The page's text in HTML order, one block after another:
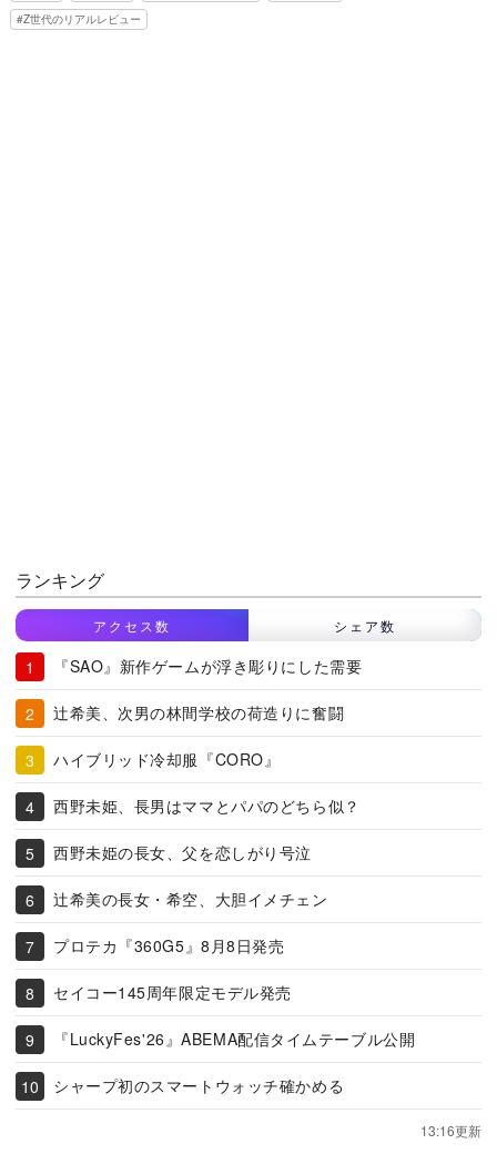
Z世代のリアルレビュー
ランキング
アクセス数 シェア数
『SAO』新作ゲームが浮き彫りにした需要
辻希美、次男の林間学校の荷造りに奮闘
ハイブリッド冷却服『CORO』
西野未姫、長男はママとパパのどちら似？
西野未姫の長女、父を恋しがり号泣
辻希美の長女・希空、大胆イメチェン
プロテカ『360G5』8月8日発売
セイコー145周年限定モデル発売
『LuckyFes'26』ABEMA配信タイムテーブル公開
シャープ初のスマートウォッチ確かめる
13:16更新